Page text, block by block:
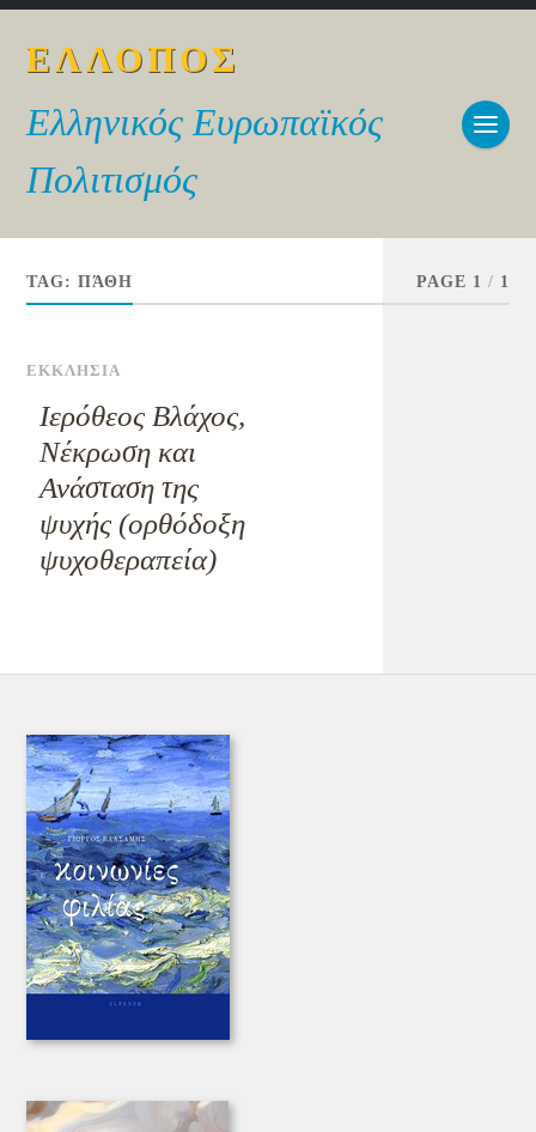
ΕΛΛΟΠΟΣ
Ελληνικός Ευρωπαϊκός
Πολιτισμός
TAG:ΠΆΘΗ PAGE 1 / 1
ΕΚΚΛΗΣΙΑ
Ιερόθεος Βλάχος,
Νέκρωση και
Ανάσταση της
ψυχής (ορθόδοξη
ψυχοθεραπεία)